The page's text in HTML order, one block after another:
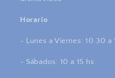
Horario
- Lunes a Viernes: 10.30 a
- Sábados: 10 a 15 hs